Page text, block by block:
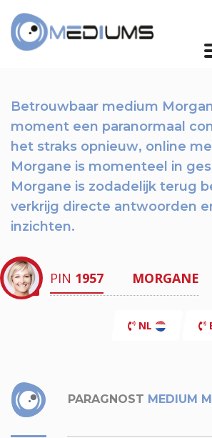
Betrouwbaar medium
moment een paranormaal
het straks opnieuw, online
Morgane is momenteel in
Morgane is zodadelijk terug
verkrijg directe antwoorden
inzichten.
PIN 1957 MORGANE
NL
PARAGNOST MEDIUM